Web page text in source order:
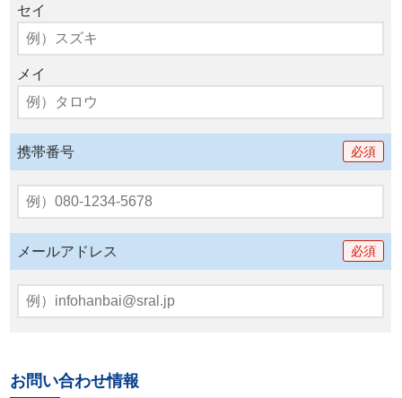
セイ
メイ
携帯番号 必須
メールアドレス 必須
お問い合わせ情報